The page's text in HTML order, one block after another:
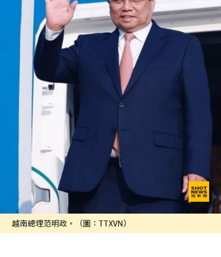
越南總理范明政。（圖：TTXVN）